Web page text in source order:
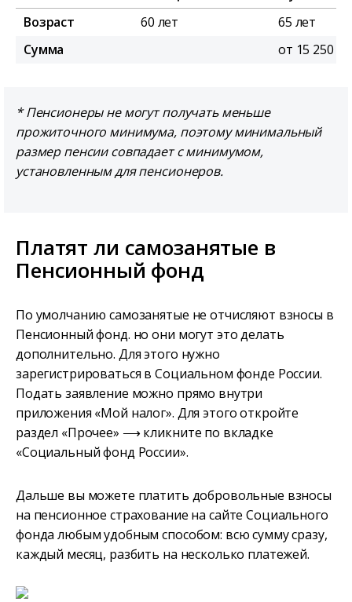
Возраст
60 лет
65 лет
Сумма
от 15 250 ₽*
* Пенсионеры не могут получать меньше
прожиточного минимума, поэтому минимальный
размер пенсии совпадает с минимумом,
установленным для пенсионеров.
Платят ли самозанятые в
Пенсионный фонд
По умолчанию самозанятые не отчисляют взносы в
Пенсионный фонд. но они могут это делать
дополнительно. Для этого нужно
зарегистрироваться в Социальном фонде России.
Подать заявление можно прямо внутри
приложения «Мой налог». Для этого откройте
раздел «Прочее» ⟶ кликните по вкладке
«Социальный фонд России».
Дальше вы можете платить добровольные взносы
на пенсионное страхование на сайте Социального
фонда любым удобным способом: всю сумму сразу,
каждый месяц, разбить на несколько платежей.